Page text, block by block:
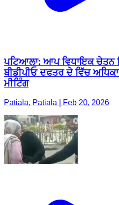
ਪਟਿਆਲਾ: ਆਪ ਵਿਧਾਇਕ ਚੇਤਨ
ਬੀਡੀਪੀਓ ਦਫਤਰ ਦੇ ਵਿੱਚ
ਮੀਟਿੰਗ
Patiala, Patiala | Feb 20, 2026